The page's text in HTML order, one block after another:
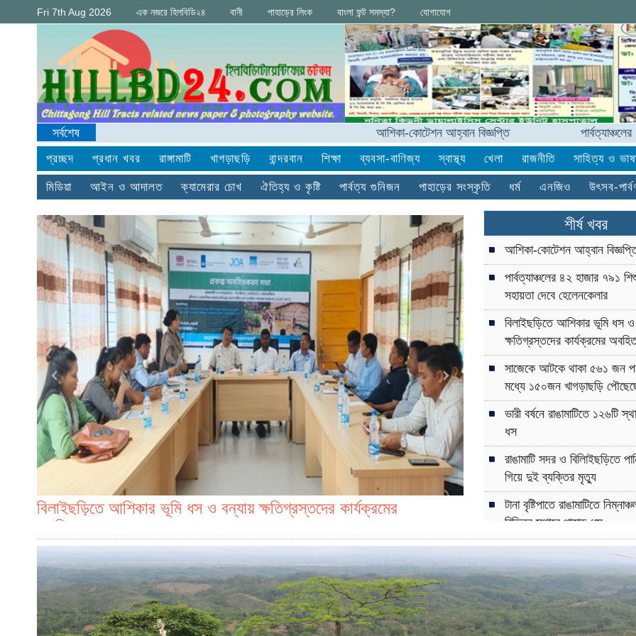
Fri 7th Aug 2026 এক নজরে হিলবিডি২৪ বানী পাহাড়ের লিংক বাংলা ফন্ট সমস্যা? যোগাযোগ
সর্বশেষ আশিকা-কোটেশন আহ্বান বিজ্ঞপ্তি পার্বত্যাঞ্চলের ৪২ হাজার ৭৯১
প্রচ্ছদ প্রধান খবর রাঙ্গামাটি খাগড়াছড়ি বান্দরবান শিক্ষা ব্যবসা-বাণিজ্য স্বাস্থ্য খেলা রাজনীতি সাহিত্য ও
মিডিয়া আইন ও আদালত ক্যামেরার চোখ ঐতিহ্য ও কৃষ্টি পার্বত্য গুনিজন পাহাড়ের সংস্কৃতি ধর্ম এনজিও উৎসব-
বিলাইছড়িতে আশিকার ভূমি ধস ও বন্যায় ক্ষতিগ্রস্তদের কার্যক্রমের
অবহিতকরণ সভা
সাজেকে আটকে থাকা ৫৬১ জন
শীর্ষ খবর
আশিকা-কোটেশন আহ্বান
পার্বত্যাঞ্চলের ৪২ হাজার ৭৯১
সহায়তা দেবে হেলেনকেলার
বিলাইছড়িতে আশিকার ভূমি ধস ও
ক্ষতিগ্রস্তদের কার্যক্রমের
সাজেকে আটকে থাকা ৫৬১ জন
মধ্যে ১৫০জন খাগড়াছড়ি
ভারী বর্ষনে রাঙামাটিতে ১২৬টি
ধস
রাঙামাটি সদর ও বিলািইছড়িতে
গিয়ে দুই ব্যক্তির মৃত্যু
টানা বৃষ্টিপাতে রাঙামাটিতে
বিভিন্ন স্থানে পাহাড় ধস
টানা বৃষ্টিতে সড়ক তলিয়ে যাওয়ায়
আটকে পড়েছেন ৬০০ পর্যটক
বিলাইছড়িতে ভারী বৃষ্টিপাতে
ভারী বর্ষনে পর্যটক ও